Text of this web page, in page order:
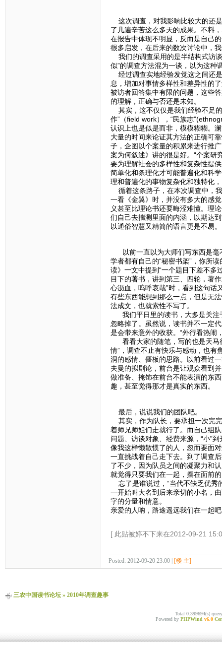
这次调查，对我影响比较大的还
了几遍辛苦这么多天的成果。不料
在报告中体现不明显，反而是自己
很多启发，在后来的数次讨论中，
我们的调查采用的是半结构式访
似”的调查方法混为一谈，以为这种
经过调查实地经验发觉这之间还
息，增加对事情多样性和差异性的
被访者回答集中有限的问题，这些
的理解，正确与否还是未知。
其实，这不仅仅是我们经验不足
作”（field work），“民族志
认识上也是似是而非，模模糊糊。
大量的时间来论证其方法的正确可
子，企图以个案量的积累来进行推
案为何叙述》讲的很是好。“个案
要为理解社会的多样性和复杂性提
简单化和条理化才可能普遍化和科
理和普遍化的事物复杂化和独特化
循着这条路子，在本次调查中，
一看《金翼》时，并没有多大的感
义甚至比理论书还要晦涩难懂。理
们自己去揣测里面的内涵，以期达
以通俗智慧又精简的语言更是不易
以前一直以为大师们写东西是毫
学者都有自己的“秘密书架”，你所
读》一文中提到“一个题目下差不多
目下的著书，讲到第三、四轮，著
心沥血，呜呼哀哉”时，看到这句话
有些东西能想到那么一点，但是无
法成文，也就索性不写了。
我们平日里的读书，大多是关注
忽略掉了。虽然说，读书并不一定
是会带来意外的收获。“外行看热闹
看看大家的随笔，写的也是天马
情”，调查不止有快乐与感动，也有
洞的感情、僵板的思路。以前看过
夫曼的拟剧论，前台是让观众看到
做准备、掩饰在前台不能表演的东
趣，甚至觉得那才是真实的东西。
最后，说说我们的团队吧。
其实，作为队长，要承担一次完
着师兄师姐们走就行了。而自己组
问题、访谈对象、经费来源，“小”
像我这样懒散惯了的人，忽而要面
一直挑战着自己走下去。到了调查
了不少，因为队员之间的凝聚力和
就觉得只要我们在一起，摆在面前
忘了是谁说过，“当代不缺乏优秀
一开始叫大名到后来亲切的小名，
字的分量和情意。
亲爱的人呐，路途遥远我们在一起
[ 此贴被婷不下来在2012-09-21
Posted: 2012-09-20 23:00 | [楼 主]
三农中国读书论坛» 2010年调查趣事
Total 0.399694(s)
Powered by PHPWind v6.0